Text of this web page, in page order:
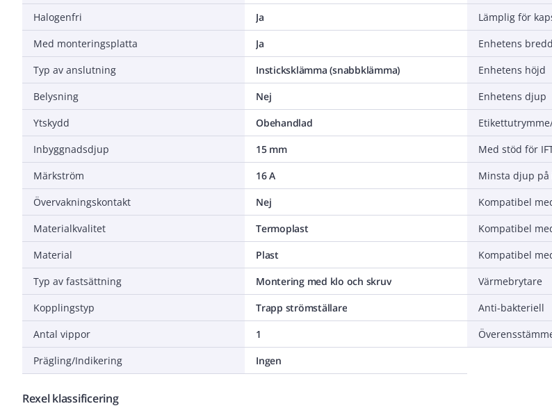
Halogenfri
Ja
Med monteringsplatta
Ja
Typ av anslutning
Insticksklämma (snabbklämma)
Belysning
Nej
Ytskydd
Obehandlad
Inbyggnadsdjup
15 mm
Märkström
16 A
Övervakningskontakt
Nej
Materialkvalitet
Termoplast
Material
Plast
Typ av fastsättning
Montering med klo och skruv
Kopplingstyp
Trapp strömställare
Antal vippor
1
Prägling/Indikering
Ingen
Lämplig för
Enhetens bredd
Enhetens höjd
Enhetens djup
Med stöd för
Minsta djup
Kompatibel
Kompatibel
Kompatibel
Värmebrytare
Anti-bakteriell
Rexel klassificering